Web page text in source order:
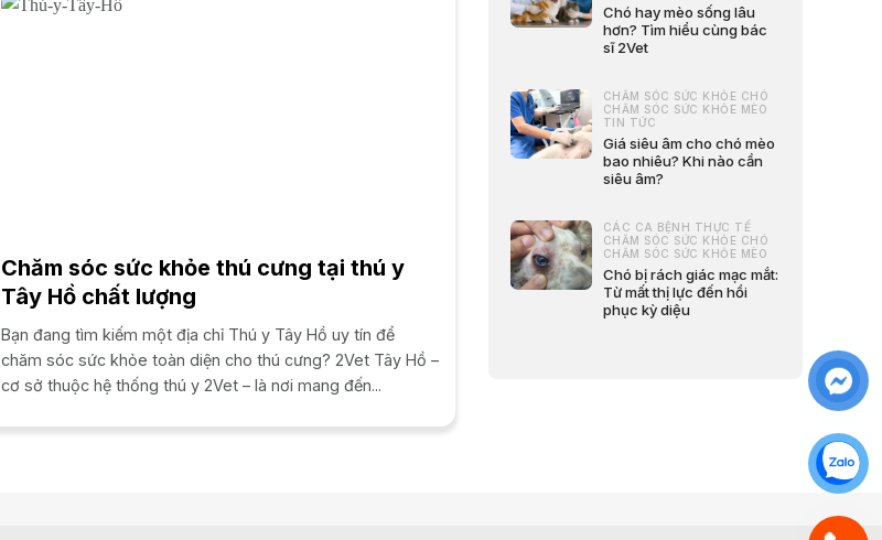
Chăm sóc sức khỏe thú cưng tại thú y
Tây Hồ chất lượng
Bạn đang tìm kiếm một địa chỉ Thú y Tây Hồ uy tín để
chăm sóc sức khỏe toàn diện cho thú cưng? 2Vet Tây Hồ –
cơ sở thuộc hệ thống thú y 2Vet – là nơi mang đến...
Chó hay mèo sống lâu
hơn? Tìm hiểu cùng bác
sĩ 2Vet
CHĂM SÓC SỨC KHỎE CHÓ
CHĂM SÓC SỨC KHỎE MÈO
TIN TỨC
Giá siêu âm cho chó mèo
bao nhiêu? Khi nào cần
siêu âm?
CÁC CA BỆNH THỰC TẾ
CHĂM SÓC SỨC KHỎE CHÓ
CHĂM SÓC SỨC KHỎE MÈO
Chó bị rách giác mạc mắt:
Từ mất thị lực đến hồi
phục kỳ diệu